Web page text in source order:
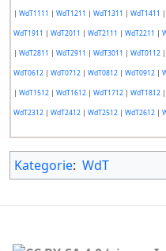
| WdT1111 | WdT1211 | WdT1311 | WdT1411 |
WdT1911 | WdT2011 | WdT2111 | WdT2211 |
| WdT2811 | WdT2911 | WdT3011 | WdT0112|
WdT0612| WdT0712| WdT0812| WdT0912|
| WdT1512| WdT1612| WdT1712| WdT1812|
WdT2312| WdT2412| WdT2512| WdT2612|
Kategorie: WdT